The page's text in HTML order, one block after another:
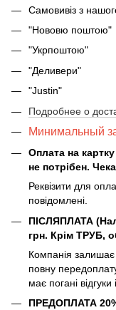
Самовивіз з
"Нововю поштою"
"Укрпоштою"
"Деливери"
"Justin"
Подробнее о
Минимальный
Оплата на
не потрібен.
Реквізити для
повідомлені.
ПІСЛЯПЛАТА
грн. Крім ТРУБ,
Компанія
повну
має погані відгуки
ПРЕДОПЛАТА 20%